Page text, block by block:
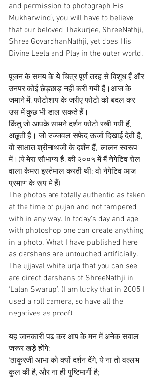
and permission to photograph His
Mukharwind), you will have to believe
that our beloved Thakurjee, ShreeNathji,
Shree GovardhanNathji, yet does His
Divine Leela and Play in the outer world.
पूजन के समय के ये चित्र पूर्ण तरह से विशुध हैं और
उनपर कोई छेड़छाड़ नहीं करी गयी है।आज के
जमाने में, फोटोशाप के जरीए फोटो को बदल कर
उस में कुछ भी डाल सकते हैं।
किंतु जो आपके सामने दर्शन फोटो रखी गयी हैं,
अछूती हैं। जो उज्जवल सफेद ऊर्जा दिखाई देती है,
वो साक्षात श्रीनाथजी के दर्शंन हैं, ‘लालन स्वरूप’
में।(ये मेरा सौभाग्य है, की २००५ में मैं नेगेटिव रोल
वाला कैमरा इस्तेमाल करती थी; वो नेगेटिव आज
प्रमाण के रूप में हैं)
The photos are totally authentic as taken
at the time of pujan and not tampered
with in any way. In today's day and age
with photoshop one can create anything
in a photo. What I have published here
as darshans are untouched artificially.
The ujjaval white urja that you can see
are direct darshans of ShreeNathji in
‘Lalan Swarup’. (I am lucky that in 2005 I
used a roll camera, so have all the
negatives as proof).
यह जानकारी पढ़ कर आप के मन में अनेक सवाल
जरूर खड़े होंगे;
‘ठाकुरजी आभा को क्यों दर्शन देंगे, ये ना तो वल्लभ
कुल की है, और ना ही पुष्टिमार्गी है;